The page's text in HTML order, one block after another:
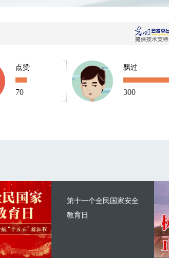
点赞
70
飘过
300
第十一个全民国家安全
教育日